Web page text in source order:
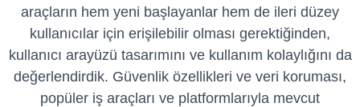
araçların hem yeni başlayanlar hem de ileri düzey
kullanıcılar için erişilebilir olması gerektiğinden,
kullanıcı arayüzü tasarımını ve kullanım kolaylığını da
değerlendirdik. Güvenlik özellikleri ve veri koruması,
popüler iş araçları ve platformlarıyla mevcut